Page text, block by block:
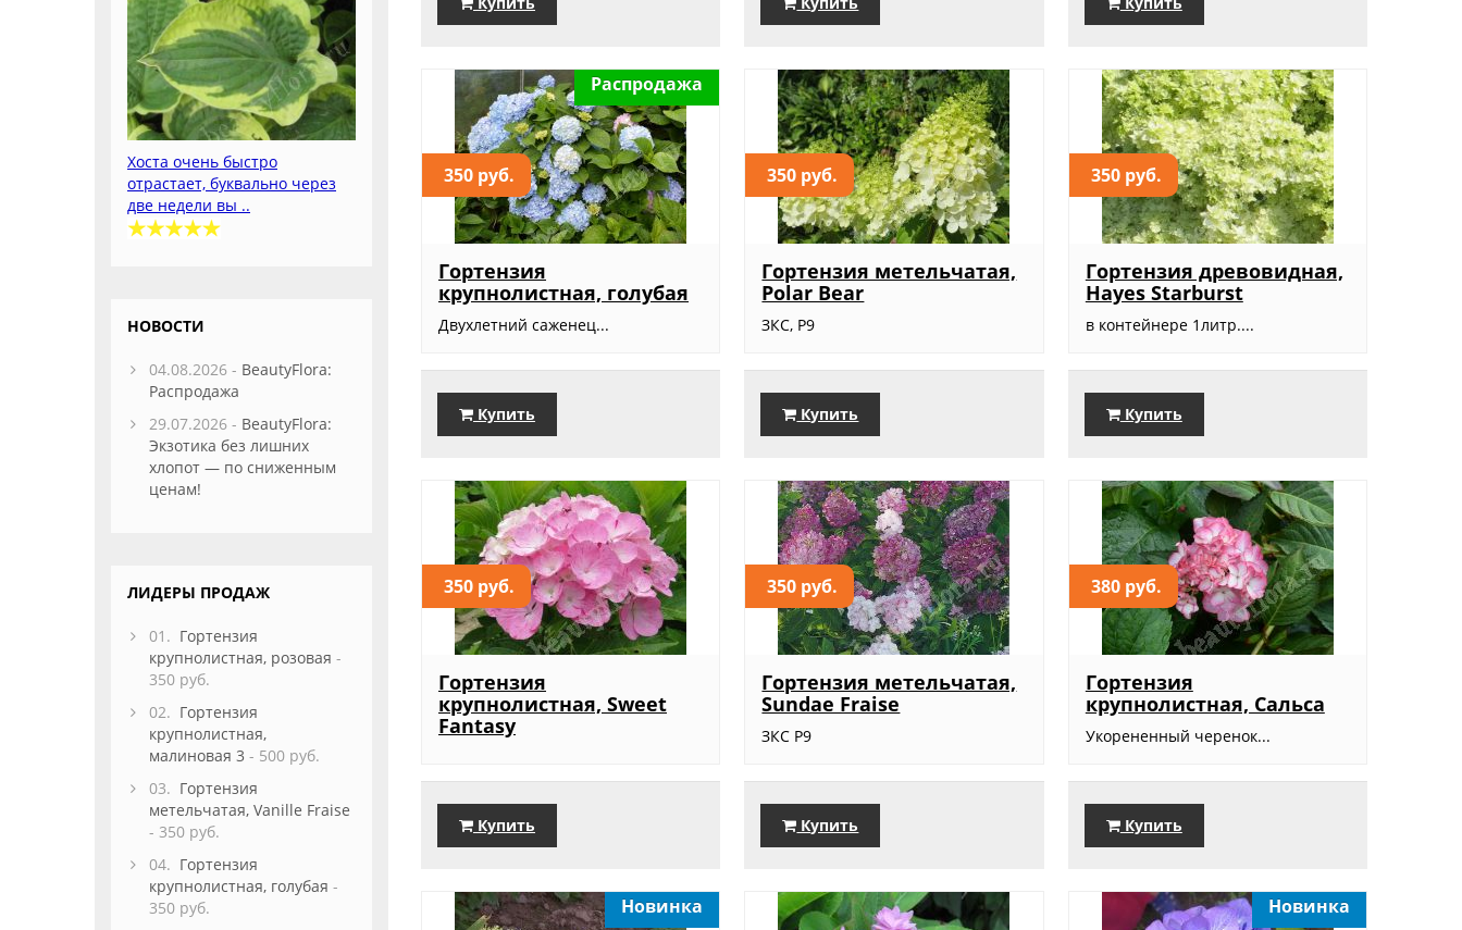
350 руб.
Распродажа
Гортензия
крупнолистная, голубая
Двухлетний саженец...
Купить
350 руб.
Гортензия метельчатая,
Polar Bear
ЗКС, Р9
Купить
350 руб.
Гортензия древовидная,
Hayes Starburst
в контейнере 1литр....
Купить
350 руб.
Гортензия
крупнолистная, Sweet
Fantasy
Купить
350 руб.
Гортензия метельчатая,
Sundae Fraise
ЗКС Р9
Купить
380 руб.
Гортензия
крупнолистная, Сальса
Укорененный черенок...
Купить
Новинка Новинка
Хоста очень быстро
отрастает, буквально через
две недели вы ..
НОВОСТИ
04.08.2026 - BeautyFlora:
Распродажа
29.07.2026 - BeautyFlora:
Экзотика без лишних
хлопот — по сниженным
ценам!
ЛИДЕРЫ ПРОДАЖ
01. Гортензия
крупнолистная, розовая -
350 руб.
02. Гортензия
крупнолистная,
малиновая 3 - 500 руб.
03. Гортензия
метельчатая, Vanille Fraise
- 350 руб.
04. Гортензия
крупнолистная, голубая -
350 руб.